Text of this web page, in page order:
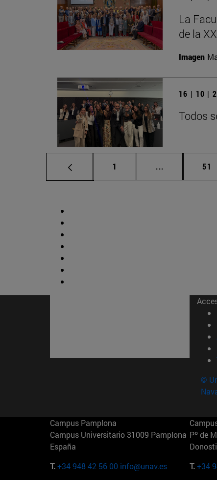
La
de la
Imagen
16 | 10 |
Todos
Página
1 ... Páginas 51
©
Campus Pamplona
Campus Universitario 31009 Pamplona
España
T.+34 948 42 56 00 info@unav.es
Pº de
T.+34